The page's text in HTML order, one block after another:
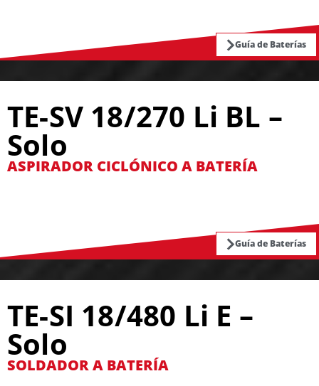
Guía de Baterías
TE-SV 18/270 Li BL –
Solo
ASPIRADOR CICLÓNICO A BATERÍA
Guía de Baterías
TE-SI 18/480 Li E –
Solo
SOLDADOR A BATERÍA